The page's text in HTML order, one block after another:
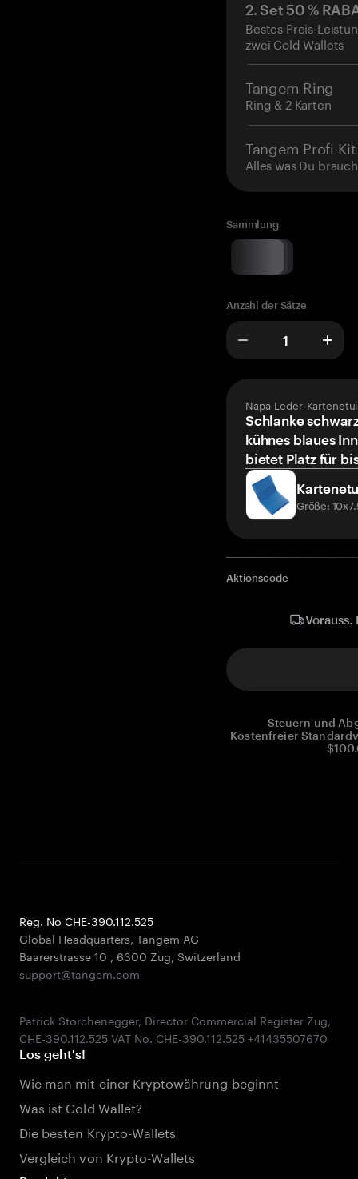
2. Set 50 %
Bestes Preis-
zwei Cold Wallets
Tangem Ring
Ring & 2 Karten
Tangem Profi-Kit
Alles was Du
Sammlung
Anzahl der Sätze
Napa-Leder-
Schlanke
kühnes blaues
bietet Platz für
Größe:
Aktionscode
Steuern und
Kostenfreier
Reg. No CHE-390.112.525
Global Headquarters, Tangem AG
Baarerstrasse 10 , 6300 Zug, Switzerland
support@tangem.com
Patrick Storchenegger, Director Commercial Register Zug,
Los geht's!
Wie man mit einer Kryptowährung beginnt
Was ist Cold Wallet?
Die besten Krypto-Wallets
Vergleich von Krypto-Wallets